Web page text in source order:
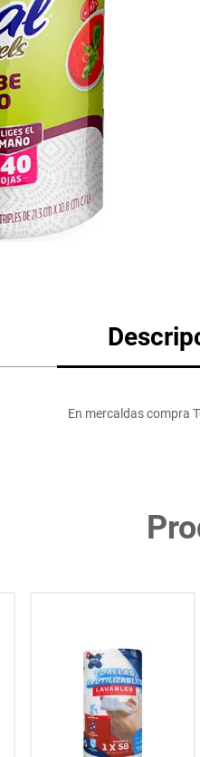
En mercaldas compra
Mantequilla